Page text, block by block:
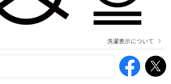
洗濯表示について